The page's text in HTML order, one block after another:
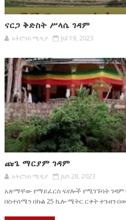
ናርጋ ቅድስት ሥላሴ ገዳም
አትሮንስ ሚዲያ Jul 19, 2023
ጩጌ ማርያም ገዳም
አትሮንስ ሚዲያ Jun 28, 2023
አጽማቸው የማይፈርስ ፍየሎች የሚገኙባት
በስተሰሜን በኩል 25 ኪሎ ሜትር ርቀት ተጉዘን